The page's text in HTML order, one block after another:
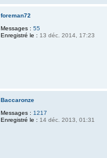
foreman72
Messages : 55
Enregistré le : 13 déc. 2014, 17:23
Baccaronze
Messages : 1217
Enregistré le : 14 déc. 2013, 01:31